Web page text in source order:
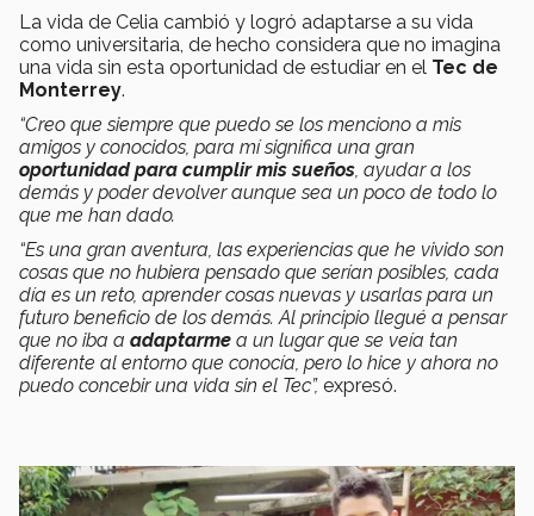
La vida de Celia cambió y logró adaptarse a su vida
como universitaria, de hecho considera que no imagina
una vida sin esta oportunidad de estudiar en el Tec de
Monterrey.
“Creo que siempre que puedo se los menciono a mis
amigos y conocidos, para mí significa una gran
oportunidad para cumplir mis sueños , ayudar a los
demás y poder devolver aunque sea un poco de todo lo
que me han dado.
“Es una gran aventura, las experiencias que he vivido son
cosas que no hubiera pensado que serían posibles, cada
día es un reto, aprender cosas nuevas y usarlas para un
futuro beneficio de los demás. Al principio llegué a pensar
que no iba a adaptarme a un lugar que se veía tan
diferente al entorno que conocía, pero lo hice y ahora no
puedo concebir una vida sin el Tec”, expresó.